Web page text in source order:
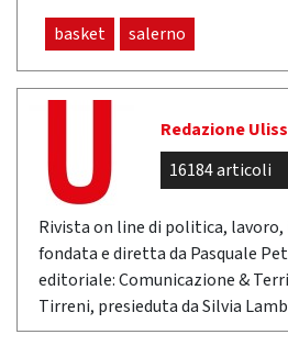
basket salerno
Redazione
16184 articoli
Rivista on line di politica, lavoro,
fondata e diretta da Pasquale
editoriale: Comunicazione &
Tirreni, presieduta da Silvia